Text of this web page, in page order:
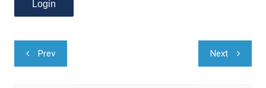
Navegação
de
Prev Next